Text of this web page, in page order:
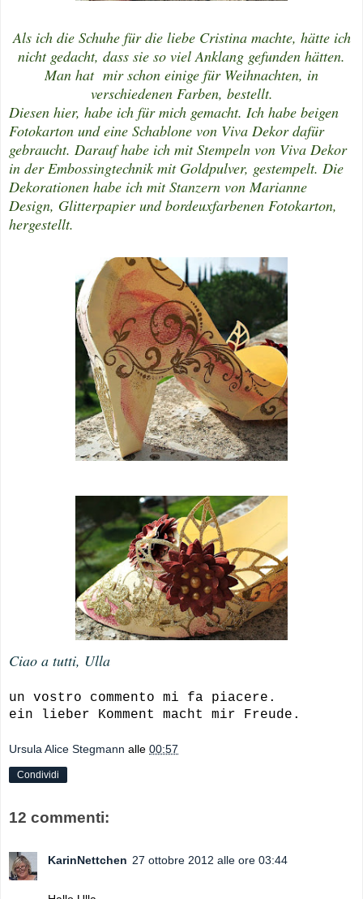
Als ich die Schuhe für die liebe Cristina machte, hätte ich
nicht gedacht, dass sie so viel Anklang gefunden hätten.
Man hat mir schon einige für Weihnachten, in
verschiedenen Farben, bestellt.
Diesen hier, habe ich für mich gemacht. Ich habe beigen
Fotokarton und eine Schablone von Viva Dekor dafür
gebraucht. Darauf habe ich mit Stempeln von Viva Dekor
in der Embossingtechnik mit Goldpulver, gestempelt. Die
Dekorationen habe ich mit Stanzern von Marianne
Design, Glitterpapier und bordeuxfarbenen Fotokarton,
hergestellt.
Ciao a tutti, Ulla
un vostro commento mi fa piacere.
ein lieber Komment macht mir Freude.
Ursula Alice Stegmann alle 00:57
Condividi
12 commenti:
KarinNettchen 27 ottobre 2012 alle ore 03:44